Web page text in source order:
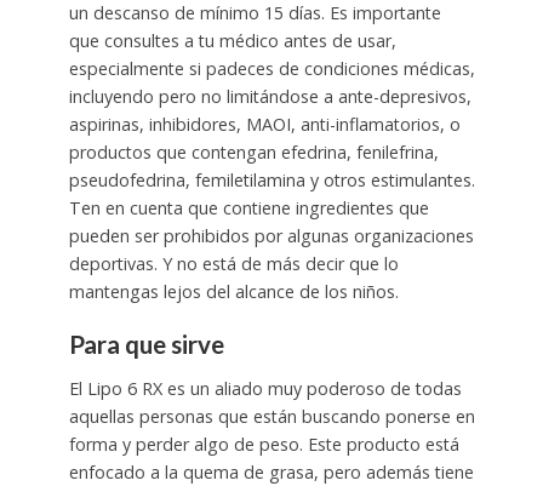
un descanso de mínimo 15 días. Es importante
que consultes a tu médico antes de usar,
especialmente si padeces de condiciones médicas,
incluyendo pero no limitándose a ante-depresivos,
aspirinas, inhibidores, MAOI, anti-inflamatorios, o
productos que contengan efedrina, fenilefrina,
pseudofedrina, femiletilamina y otros estimulantes.
Ten en cuenta que contiene ingredientes que
pueden ser prohibidos por algunas organizaciones
deportivas. Y no está de más decir que lo
mantengas lejos del alcance de los niños.
Para que sirve
El Lipo 6 RX es un aliado muy poderoso de todas
aquellas personas que están buscando ponerse en
forma y perder algo de peso. Este producto está
enfocado a la quema de grasa, pero además tiene